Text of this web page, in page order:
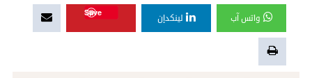
واتس آب لينكدإن
Save